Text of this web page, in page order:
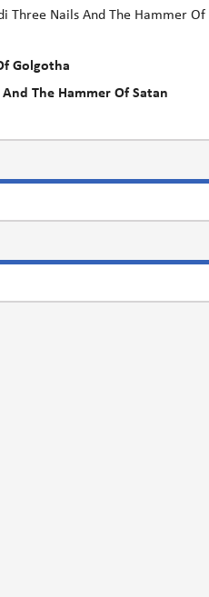
Three Nails And The Hammer
Golgotha
The Hammer Of Satan